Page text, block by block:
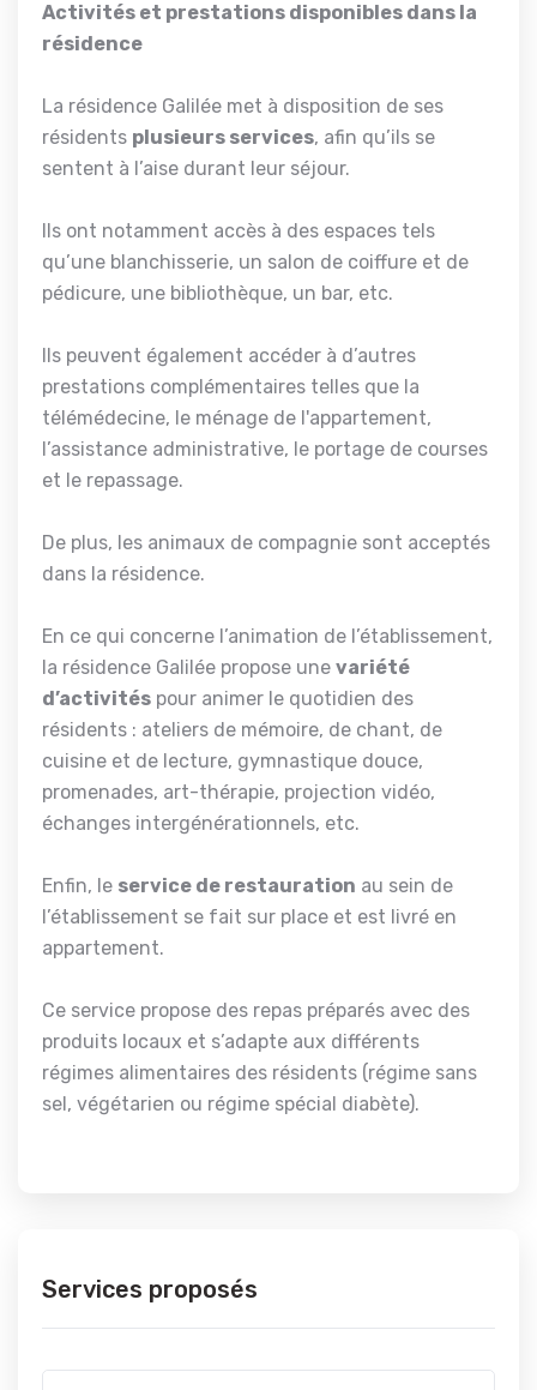
Activités et prestations disponibles dans la
résidence
La résidence Galilée met à disposition de ses
résidents plusieurs services, afin qu’ils se
sentent à l’aise durant leur séjour.
Ils ont notamment accès à des espaces tels
qu’une blanchisserie, un salon de coiffure et de
pédicure, une bibliothèque, un bar, etc.
Ils peuvent également accéder à d’autres
prestations complémentaires telles que la
télémédecine, le ménage de l'appartement,
l’assistance administrative, le portage de courses
et le repassage.
De plus, les animaux de compagnie sont acceptés
dans la résidence.
En ce qui concerne l’animation de l’établissement,
la résidence Galilée propose une variété
d’activités pour animer le quotidien des
résidents : ateliers de mémoire, de chant, de
cuisine et de lecture, gymnastique douce,
promenades, art-thérapie, projection vidéo,
échanges intergénérationnels, etc.
Enfin, le service de restauration au sein de
l’établissement se fait sur place et est livré en
appartement.
Ce service propose des repas préparés avec des
produits locaux et s’adapte aux différents
régimes alimentaires des résidents (régime sans
sel, végétarien ou régime spécial diabète).
Services proposés